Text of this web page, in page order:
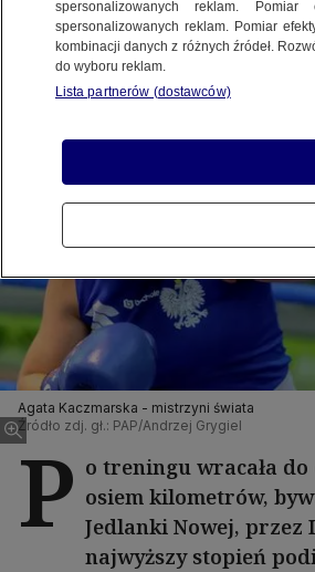
30.09.2025, 10:34
Posłuchaj artykułu
Agata Kaczmarska - mistrzyni świata
Źródło zdj. gł.: PAP/Andrzej Grygiel
P o treningu wracała
osiem kilometrów,
Jedlanki Nowej, przez
najwyższy stopień
spersonalizowanych reklam.
spersonalizowanych reklam. Pomiar
kombinacji danych z różnych źródeł.
do wyboru reklam.
Lista partnerów (dostawców)